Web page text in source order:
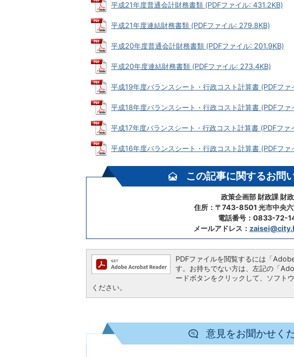
平成21年度普通会計財務書類 (PDFファイル: 431.2KB)
平成21年度連結財務書類 (PDFファイル: 279.8KB)
平成20年度普通会計財務書類 (PDFファイル: 201.9KB)
平成20年度連結財務書類 (PDFファイル: 273.4KB)
平成19年度バランスシート・行政コスト計算書 (PDFフ
平成18年度バランスシート・行政コスト計算書 (PDFファ
平成17年度バランスシート・行政コスト計算書 (PDFファ
平成16年度バランスシート・行政コスト計算書 (PDFファ
この記事に関するお問
政策企画部 財政課 財
住所：〒743-8501 光市中央六
電話番号：0833-72-
メールアドレス：
PDFファイルを閲覧するには「
す。お持ちでない方は、左記の「
ードボタンをクリックして、ソフト
ください。
意見をお聞かせく